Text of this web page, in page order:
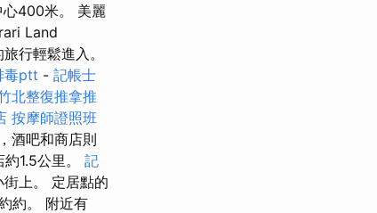
心400米。 美麗
Land
行輕鬆進入。
毒ptt - 記帳士
北整復推拿推
按摩師證照班
酒吧和商店則
1.5公里。 記
上。 定居點的
約。 附近有